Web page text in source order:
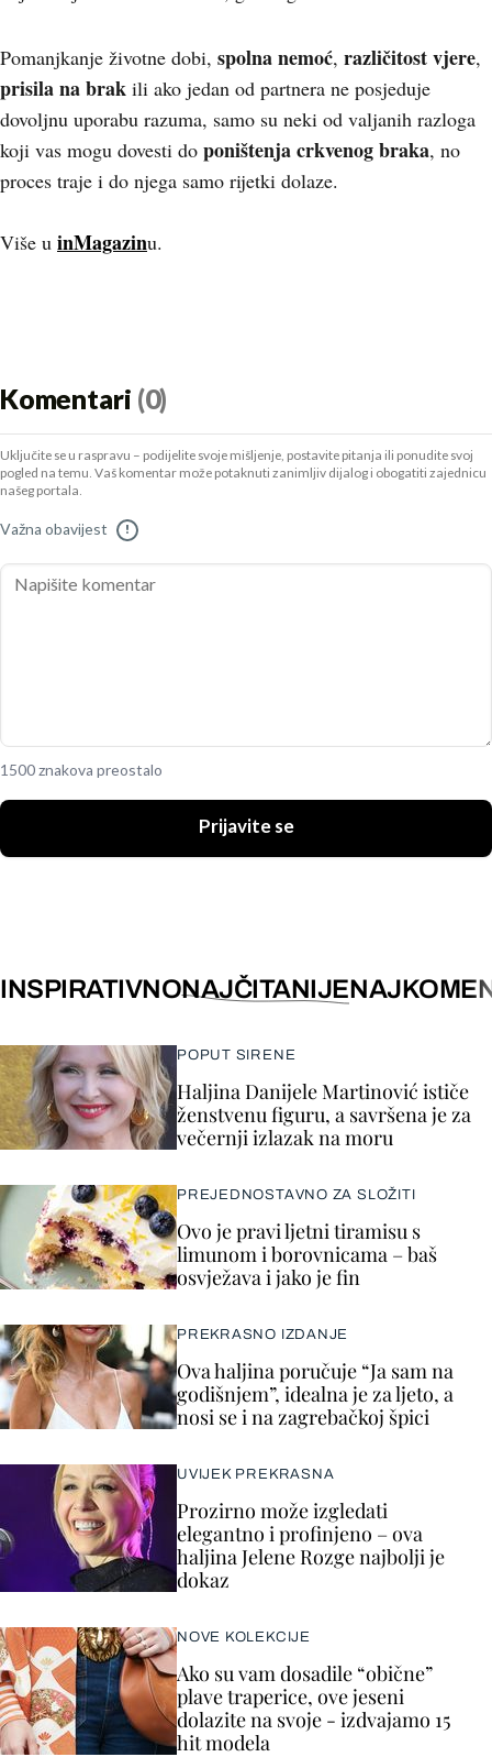
Pomanjkanje životne dobi, spolna nemoć, različitost vjere,
prisila na brak ili ako jedan od partnera ne posjeduje
dovoljnu uporabu razuma, samo su neki od valjanih razloga
koji vas mogu dovesti do poništenja crkvenog braka, no
proces traje i do njega samo rijetki dolaze.
Više u inMagazinu.
Komentari (0)
Uključite se u raspravu – podijelite svoje mišljenje, postavite pitanja ili ponudite svoj
pogled na temu. Vaš komentar može potaknuti zanimljiv dijalog i obogatiti zajednicu
našeg portala.
Važna obavijest !
1500 znakova preostalo
Prijavite se
INSPIRATIVNONAJČITANIJE
POPUT SIRENE
Haljina Danijele Martinović ističe
ženstvenu figuru, a savršena je za
večernji izlazak na moru
PREJEDNOSTAVNO ZA SLOŽITI
Ovo je pravi ljetni tiramisu s
limunom i borovnicama – baš
osvježava i jako je fin
PREKRASNO IZDANJE
Ova haljina poručuje “Ja sam na
godišnjem”, idealna je za ljeto, a
nosi se i na zagrebačkoj špici
UVIJEK PREKRASNA
Prozirno može izgledati
elegantno i profinjeno – ova
haljina Jelene Rozge najbolji je
dokaz
NOVE KOLEKCIJE
Ako su vam dosadile “obične”
plave traperice, ove jeseni
dolazite na svoje - izdvajamo 15
hit modela